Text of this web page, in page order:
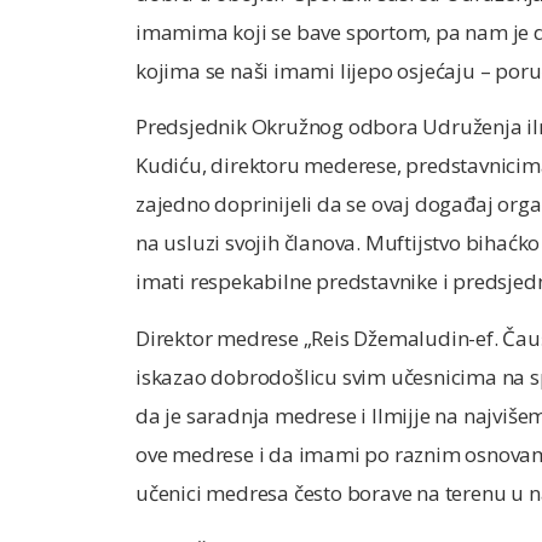
imamima koji se bave sportom, pa nam
kojima se naši imami lijepo osjećaju –
Predsjednik Okružnog odbora Udruženja
Kudiću, direktoru mederese,
zajedno doprinijeli da se ovaj događaj
na usluzi svojih članova. Muftijstvo
imati respekabilne predstavnike i
Direktor medrese „Reis Džemaludin-ef.
iskazao dobrodošlicu svim učesnicima na
da je saradnja medrese i Ilmijje na
ove medrese i da imami po raznim
učenici medresa često borave na terenu